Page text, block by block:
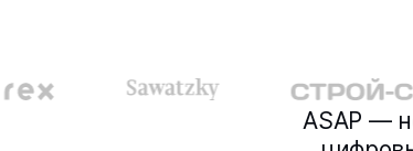
ASAP —